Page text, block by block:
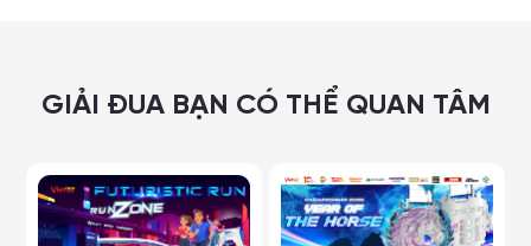
GIẢI ĐUA BẠN CÓ THỂ QUAN TÂM